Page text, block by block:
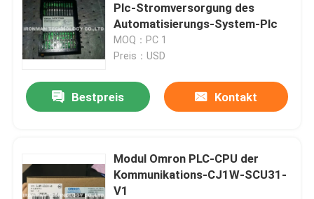
Plc-Stromversorgung des
Automatisierungs-System-Plc
MOQ：PC 1
Preis：USD
Bestpreis Kontakt
Modul Omron PLC-CPU der
Kommunikations-CJ1W-SCU31-
V1